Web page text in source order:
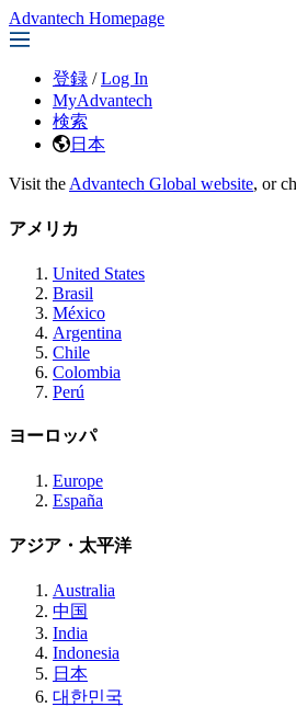
Advantech Homepage
登録 / Log In
MyAdvantech
検索
日本
Visit the Advantech Global website, or
アメリカ
United States
Brasil
México
Argentina
Chile
Colombia
Perú
ヨーロッパ
Europe
España
アジア・太平洋
Australia
中国
India
Indonesia
日本
대한민국